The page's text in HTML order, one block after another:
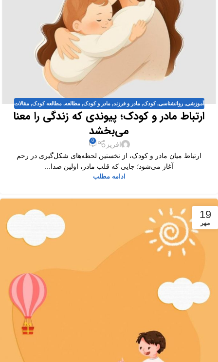
آموزشی,روانشناسی,کودک,مادر و فرزند,مادر و کودک,مطالعه,مطالعه کودک,مقالات
ارتباط مادر و کودک؛ پیوندی که زندگی را معنا
می‌بخشد
افریز 0
ارتباط میان مادر و کودک، از نخستین لحظه‌های شکل‌گیری در رحم
آغاز می‌شود؛ جایی که قلب مادر، اولین صدا...
ادامه مطلب
19
مهر